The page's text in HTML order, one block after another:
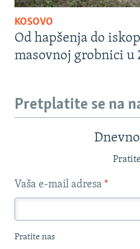
KOSOVO
Od hapšenja do
masovnoj grobnici u
Pretplatite se na
Vaša e-mail adresa *
Pratite nas